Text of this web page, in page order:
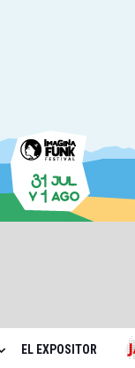
EL EXPOSITOR